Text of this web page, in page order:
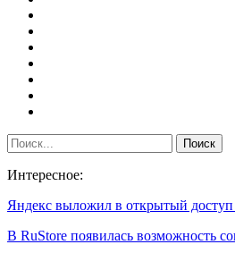
Интересное:
Яндекс выложил в открытый
В RuStore появилась возможность